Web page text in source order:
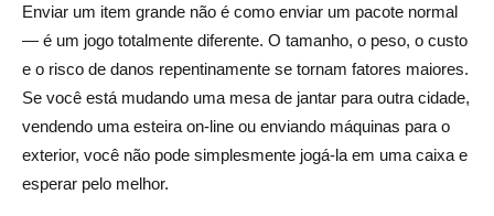
Fornecedores de logística terceirizada (3PL) para
empresas
Como embalar itens grandes para um envio seguro e
econômico
Enviar um item grande não é como enviar um pacote normal
— é um jogo totalmente diferente. O tamanho, o peso, o custo
e o risco de danos repentinamente se tornam fatores maiores.
Se você está mudando uma mesa de jantar para outra cidade,
vendendo uma esteira on-line ou enviando máquinas para o
exterior, você não pode simplesmente jogá-la em uma caixa e
esperar pelo melhor.